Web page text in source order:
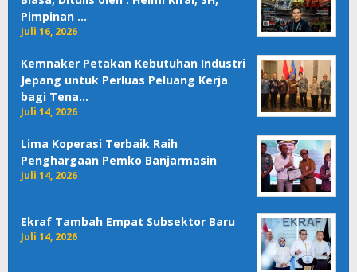
Pimpinan …
Juli 16, 2026
Kemnaker Petakan Kebutuhan Industri
Jepang untuk Perluas Peluang Kerja
bagi Tena…
Juli 14, 2026
Lima Koperasi Terbaik Raih
Penghargaan Pemko Banjarmasin
Juli 14, 2026
Ekraf Tambah Empat Subsektor Baru
Juli 14, 2026